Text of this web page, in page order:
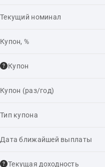
Текущий номинал
Купон, %
Купон
Купон (раз/год)
Тип купона
Дата ближайшей выплаты
Текущая доходность